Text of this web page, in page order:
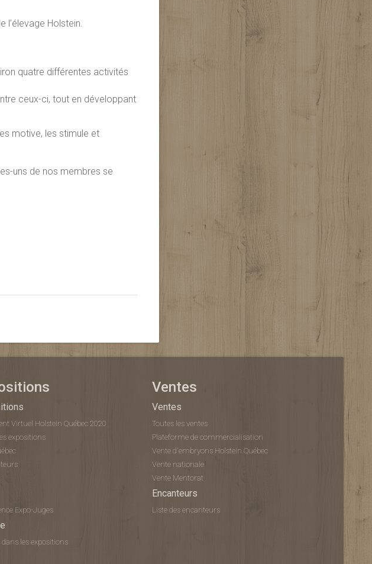
l’élevage Holstein.
quatre différentes activités
ceux-ci, tout en développant
motive, les stimule et
uns de nos membres se
Virtuel Holstein Québec 2020
expositions
Expo-Juges
dans les expositions
Ventes
Ventes
Toutes les ventes
Plateforme de commercialisation
Vente d'embryons Holstein Québec
Vente nationale
Vente Mentorat
Encanteurs
Liste des encanteurs